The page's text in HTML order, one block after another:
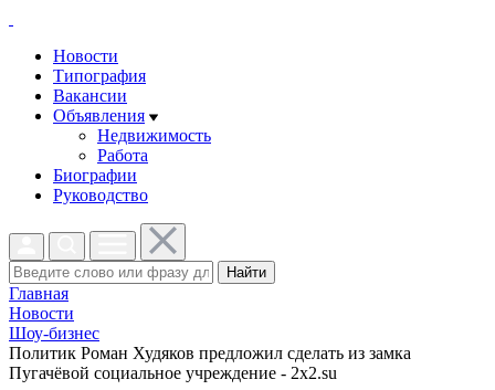
Новости
Типография
Вакансии
Объявления
Недвижимость
Работа
Биографии
Руководство
Найти
Главная
Новости
Шоу-бизнес
Политик Роман Худяков предложил сделать из замка
Пугачёвой социальное учреждение - 2x2.su